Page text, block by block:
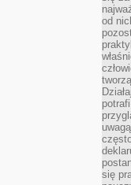
od
się